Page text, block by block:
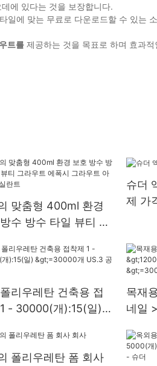
에 있다는 것을 보장합니다.
일에 맞는 무료로 다운로드할 수 있는
트를 제공하는 것을 목표로 하며 효과
맞춤형 400ml 환경
수 방수 타일 뷰티 그
실란트
슈더
제 가
리우레탄 건축용 접
- 30000(개):15(일)
목재
네일
조업체
폴리우레탄 폼 회사